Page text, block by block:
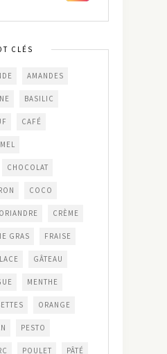
CLÉS
AMANDES
BASILIC
CAFÉ
CHOCOLAT
COCO
CRÈME
GRAS FRAISE
GÂTEAU
MENTHE
ORANGE
PESTO
POULET PÂTÉ